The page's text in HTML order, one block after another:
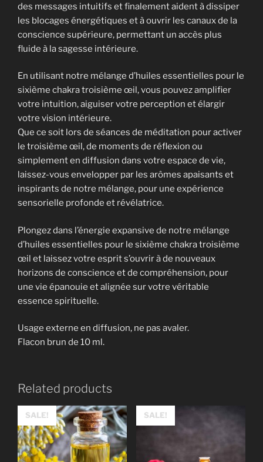
des messages intuitifs et finalement aident à dissiper
les blocages énergétiques et à ouvrir les canaux de la
conscience supérieure, permettant un accès plus
fluide à la sagesse intérieure.
En utilisant notre mélange d’huiles essentielles pour le
sixième chakra troisième œil, vous pouvez amplifier
votre intuition, aiguiser votre perception et élargir
votre vision intérieure.
Que ce soit lors de séances de méditation pour activer
le troisième œil, de moments de réflexion ou
simplement en diffusion dans votre espace de vie,
laissez-vous envelopper par les arômes apaisants et
inspirants de notre mélange, pour une expérience
sensorielle profonde et révélatrice.
Plongez dans l’énergie expansive de notre mélange
d’huiles essentielles pour le sixième chakra troisième
œil et laissez votre esprit s’ouvrir à de nouveaux
horizons de conscience et de compréhension, pour
une vie épanouie et alignée sur votre véritable
essence spirituelle.
Usage externe en diffusion, ne pas avaler.
Flacon brun de 10 ml.
Related products
SALE! SALE!